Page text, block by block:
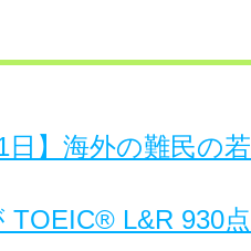
日】海外の難民の
TOEIC® L&R 930